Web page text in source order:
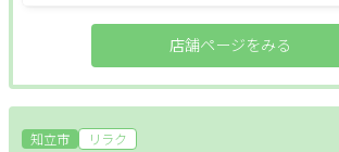
店舗ページをみる
知立市 リラク